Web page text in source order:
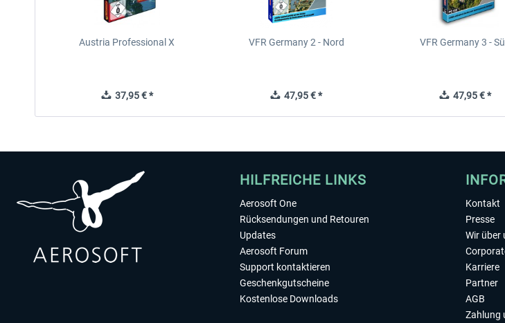
Austria Professional X
37,95 € *
VFR Germany 2 - Nord
47,95 € *
VFR Germany 3 -
47,95 € *
HILFREICHE LINKS
Aerosoft One
Rücksendungen und Retouren
Updates
Aerosoft Forum
Support kontaktieren
Geschenkgutscheine
Kostenlose Downloads
Kontakt
Presse
Wir über
Karriere
Partner
AGB
Zahlung